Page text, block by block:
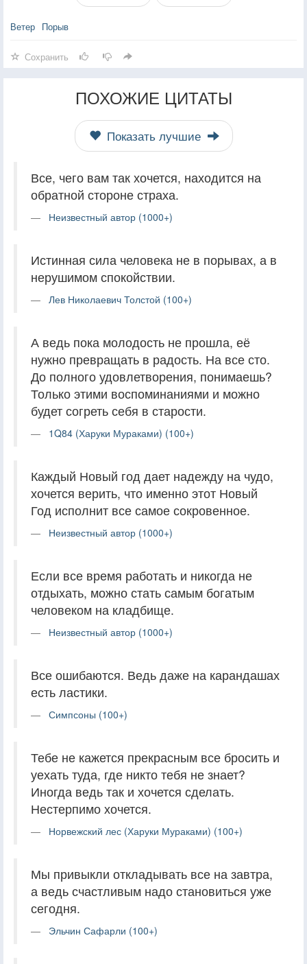
Ветер Порыв
Сохранить
ПОХОЖИЕ ЦИТАТЫ
Показать лучшие
Все, чего вам так хочется, находится на
обратной стороне страха.
Неизвестный автор (1000+)
Истинная сила человека не в порывах, а в
нерушимом спокойствии.
Лев Николаевич Толстой (100+)
А ведь пока молодость не прошла, её
нужно превращать в радость. На все сто.
До полного удовлетворения, понимаешь?
Только этими воспоминаниями и можно
будет согреть себя в старости.
1Q84 (Харуки Мураками) (100+)
Каждый Новый год дает надежду на чудо,
хочется верить, что именно этот Новый
Год исполнит все самое сокровенное.
Неизвестный автор (1000+)
Если все время работать и никогда не
отдыхать, можно стать самым богатым
человеком на кладбище.
Неизвестный автор (1000+)
Все ошибаются. Ведь даже на карандашах
есть ластики.
Симпсоны (100+)
Тебе не кажется прекрасным все бросить и
уехать туда, где никто тебя не знает?
Иногда ведь так и хочется сделать.
Нестерпимо хочется.
Норвежский лес (Харуки Мураками) (100+)
Мы привыкли откладывать все на завтра,
а ведь счастливым надо становиться уже
сегодня.
Эльчин Сафарли (100+)